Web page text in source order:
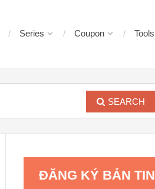
Series Coupon Tools
SEARCH
ĐĂNG KÝ BẢN TIN